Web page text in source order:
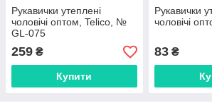
Рукавички утеплені
чоловічі оптом, Telico, №
GL-075
259 ₴
Купити
Рукавички
чоловічі
83₴